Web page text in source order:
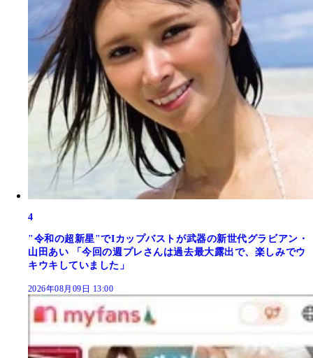
4
"令和の超新星"でIカップバストが武器の新世代グラビアン・
山田あい 「今回の週プレさんは過去最大露出で、楽しみでウ
キウキしていました」
2026年08月09日 13:00